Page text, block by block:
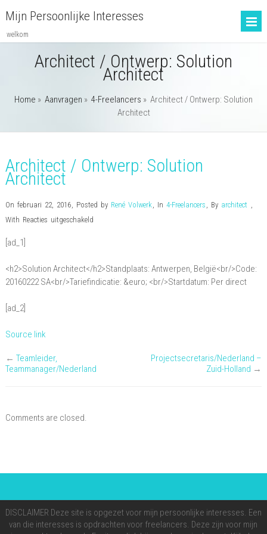
Mijn Persoonlijke Interesses
welkom
Architect / Ontwerp: Solution
Architect
Home » Aanvragen » 4-Freelancers » Architect / Ontwerp: Solution
Architect
Architect / Ontwerp: Solution
Architect
On februari 22, 2016, Posted by René Volwerk, In 4-Freelancers , By architect ,
With Reacties uitgeschakeldvoor
Ontwerp:
Solution
[ad_1]
<h2>Solution Architect</h2>Standplaats: Antwerpen, België<br/>Code:
20160222 SA<br/>Tariefindicatie: &euro; <br/>Startdatum: Per direct
[ad_2]
Source link
← Teamleider,
Teammanager/Nederland
Projectsecretaris/Nederland –
Zuid-Holland →
Comments are closed.
DISCLAIMER Deze site is opgezet voor mijn persoonlijke interesses. Een
van die interesses is opdrachten voor freelancers. Deze zijn voor mijn